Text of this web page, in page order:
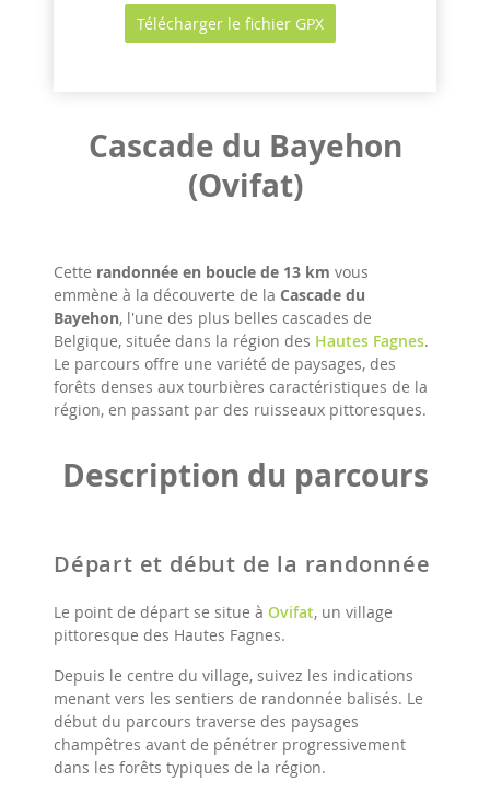
Télécharger le fichier GPX
Cascade du Bayehon
(Ovifat)
Cette randonnée en boucle de 13 km vous
emmène à la découverte de la Cascade du
Bayehon, l'une des plus belles cascades de
Belgique, située dans la région des Hautes Fagnes.
Le parcours offre une variété de paysages, des
forêts denses aux tourbières caractéristiques de la
région, en passant par des ruisseaux pittoresques.​
Description du parcours
Départ et début de la randonnée
Le point de départ se situe à Ovifat, un village
pittoresque des Hautes Fagnes.​
Depuis le centre du village, suivez les indications
menant vers les sentiers de randonnée balisés. Le
début du parcours traverse des paysages
champêtres avant de pénétrer progressivement
dans les forêts typiques de la région.